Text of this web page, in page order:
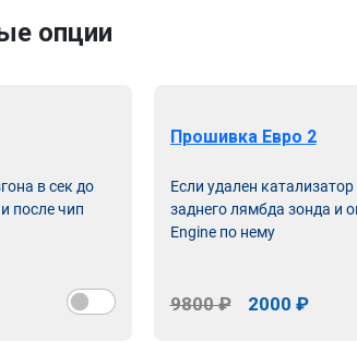
опции
в сек до
после чип
Прошивка Евро 2
Если удален
заднего лямбда зонда и
Engine по нему
9800 ₽ 2000 ₽